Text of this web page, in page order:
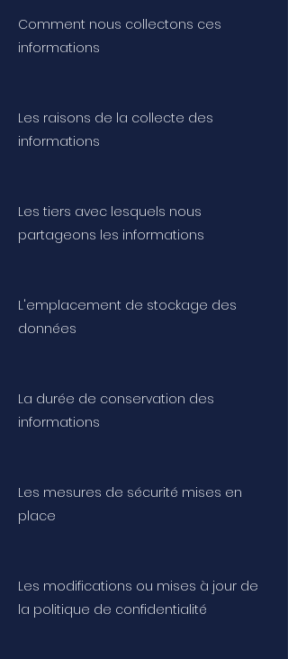
Comment nous collectons ces
informations
Les raisons de la collecte des
informations
Les tiers avec lesquels nous
partageons les informations
L'emplacement de stockage des
données
La durée de conservation des
informations
Les mesures de sécurité mises en
place
Les modifications ou mises à jour de
la politique de confidentialité